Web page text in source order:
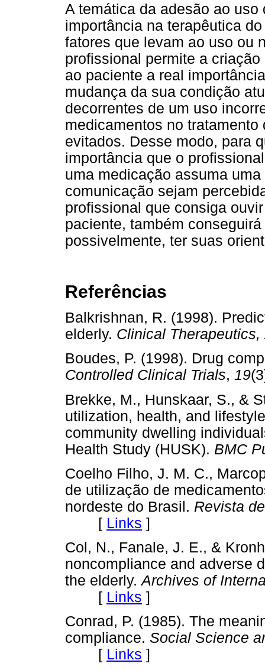
A temática da adesão ao
importância na terapêutica
fatores que levam ao uso ou
profissional permite a
ao paciente a real
mudança da sua condição
decorrentes de um uso
medicamentos no
evitados. Desse modo, para
importância que o
uma medicação assuma
comunicação sejam
profissional que consiga
paciente, também
possivelmente, ter suas
Referências
Balkrishnan, R. (1998).
elderly. Clinical Therapeutics,
Boudes, P. (1998). Drug
Controlled Clinical Trials, 19
Brekke, M., Hunskaar, S., &
utilization, health, and
community dwelling
Health Study (HUSK). BMC
Coelho Filho, J. M. C.,
de utilização de
nordeste do Brasil. Revista
[ Links ]
Col, N., Fanale, J. E., &
noncompliance and adverse
the elderly.Archives of
[ Links ]
Conrad, P. (1985). The
compliance. Social Science
[ Links ]